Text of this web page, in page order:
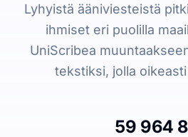
Lyhyistä ääniviesteistä
ihmiset eri puolilla
UniScribea
tekstiksi, jolla
59 964